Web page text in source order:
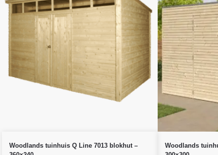
Woodlandstuinhuis Q Line 7013 blokhut –
Woodlands